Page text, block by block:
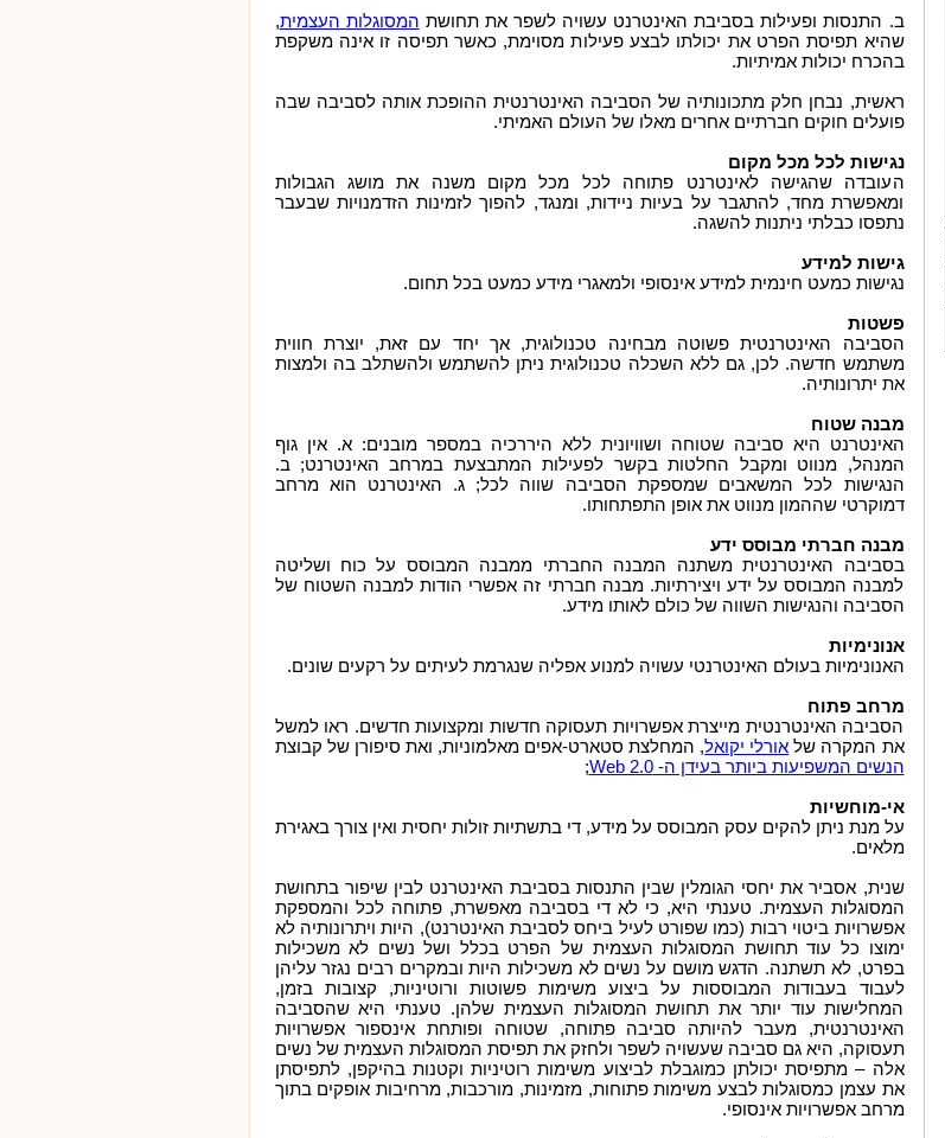
ב. התנסות ופעילות בסביבת האינטרנט עשויה לשפר את תחושת המסוגלות העצמית,
שהיא תפיסת הפרט את יכולתו לבצע פעילות מסוימת, כאשר תפיסה זו אינה משקפת
בהכרח יכולות אמיתיות.
ראשית, נבחן חלק מתכונותיה של הסביבה האינטרנטית ההופכת אותה לסביבה שבה
פועלים חוקים חברתיים אחרים מאלו של העולם האמיתי.
נגישות לכל מכל מקום
העובדה שהגישה לאינטרנט פתוחה לכל מכל מקום משנה את מושג הגבולות
ומאפשרת מחד, להתגבר על בעיות ניידות, ומנגד, להפוך לזמינות הזדמנויות שבעבר
נתפסו כבלתי ניתנות להשגה.
גישות למידע
נגישות כמעט חינמית למידע אינסופי ולמאגרי מידע כמעט בכל תחום.
פשטות
הסביבה האינטרנטית פשוטה מבחינה טכנולוגית, אך יחד עם זאת, יוצרת חווית
משתמש חדשה. לכן, גם ללא השכלה טכנולוגית ניתן להשתמש ולהשתלב בה ולמצות
את יתרונותיה.
מבנה שטוח
האינטרנט היא סביבה שטוחה ושוויונית ללא היררכיה במספר מובנים: א. אין גוף
המנהל, מנווט ומקבל החלטות בקשר לפעילות המתבצעת במרחב האינטרנט; ב.
הנגישות לכל המשאבים שמספקת הסביבה שווה לכל; ג. האינטרנט הוא מרחב
דמוקרטי שההמון מנווט את אופן התפתחותו.
מבנה חברתי מבוסס ידע
בסביבה האינטרנטית משתנה המבנה החברתי ממבנה המבוסס על כוח ושליטה
למבנה המבוסס על ידע ויצירתיות. מבנה חברתי זה אפשרי הודות למבנה השטוח של
הסביבה והנגישות השווה של כולם לאותו מידע.
אנונימיות
האנונימיות בעולם האינטרנטי עשויה למנוע אפליה שנגרמת לעיתים על רקעים שונים.
מרחב פתוח
הסביבה האינטרנטית מייצרת אפשרויות תעסוקה חדשות ומקצועות חדשים. ראו למשל
את המקרה של אורלי יקואל, המחלצת סטארט-אפים מאלמוניות, ואת סיפורן של קבוצת
הנשים המשפיעות ביותר בעידן ה- Web 2.0
;
אי-מוחשיות
על מנת ניתן להקים עסק המבוסס על מידע, די בתשתיות זולות יחסית ואין צורך באגירת
מלאים.
שנית, אסביר את יחסי הגומלין שבין התנסות בסביבת האינטרנט לבין שיפור בתחושת
המסוגלות העצמית. טענתי היא, כי לא די בסביבה מאפשרת, פתוחה לכל והמספקת
אפשרויות ביטוי רבות (כמו שפורט לעיל ביחס לסביבת האינטרנט), היות ויתרונותיה לא
ימוצו כל עוד תחושת המסוגלות העצמית של הפרט בכלל ושל נשים לא משכילות
בפרט, לא תשתנה. הדגש מושם על נשים לא משכילות היות ובמקרים רבים נגזר עליהן
לעבוד בעבודות המבוססות על ביצוע משימות פשוטות ורוטיניות, קצובות בזמן,
המחלישות עוד יותר את תחושת המסוגלות העצמית שלהן. טענתי היא שהסביבה
האינטרנטית, מעבר להיותה סביבה פתוחה, שטוחה ופותחת אינספור אפשרויות
תעסוקה, היא גם סביבה שעשויה לשפר ולחזק את תפיסת המסוגלות העצמית של נשים
אלה – מתפיסת יכולתן כמוגבלת לביצוע משימות רוטיניות וקטנות בהיקפן, לתפיסתן
את עצמן כמסוגלות לבצע משימות פתוחות, מזמינות, מורכבות, מרחיבות אופקים בתוך
מרחב אפשרויות אינסופי.